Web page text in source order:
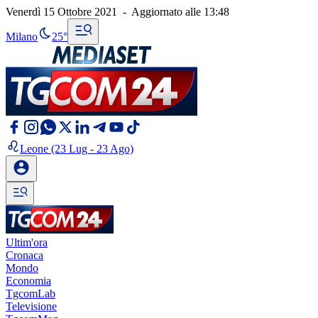
Venerdì 15 Ottobre 2021 - Aggiornato alle 13:48
Milano 25°
Leone (23 Lug - 23 Ago)
Ultim'ora
Cronaca
Mondo
Economia
TgcomLab
Televisione